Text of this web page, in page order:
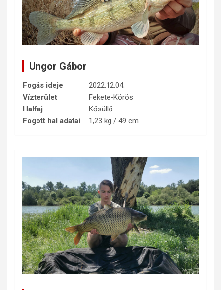
Ungor Gábor
Fogás ideje
2022.12.04.
Vízterület
Fekete-Körös
Halfaj
Kősüllő
Fogott hal adatai
1,23 kg / 49 cm